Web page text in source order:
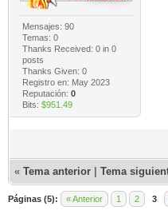
Mensajes: 90
Temas: 0
Thanks Received: 0in 0
posts
Thanks Given: 0
Registro en: May 2023
Reputación: 0
Bits: $951.49
« Tema anterior Tema
Páginas (5): « Anterior 1 2 3